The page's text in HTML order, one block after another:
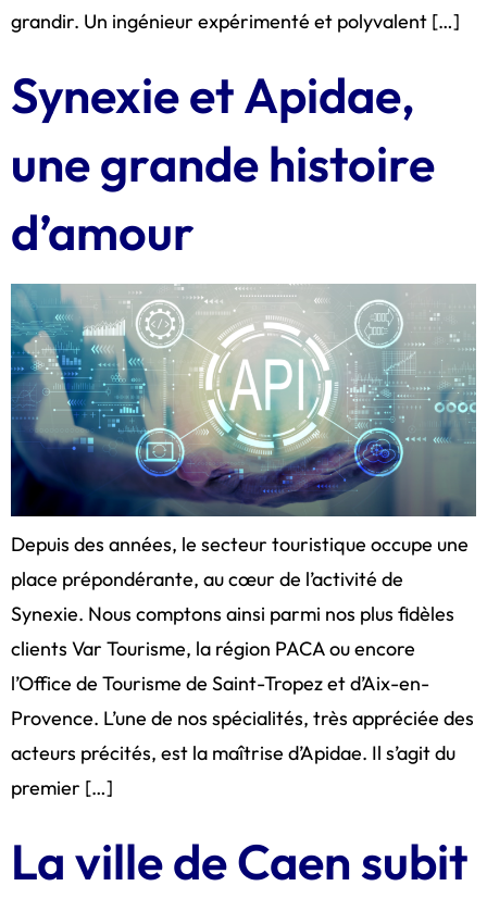
grandir. Un ingénieur expérimenté et polyvalent […]
Synexie et Apidae,
une grande histoire
d’amour
Depuis des années, le secteur touristique occupe une
place prépondérante, au cœur de l’activité de
Synexie. Nous comptons ainsi parmi nos plus fidèles
clients Var Tourisme, la région PACA ou encore
l’Office de Tourisme de Saint-Tropez et d’Aix-en-
Provence. L’une de nos spécialités, très appréciée des
acteurs précités, est la maîtrise d’Apidae. Il s’agit du
premier […]
La ville de Caen subit